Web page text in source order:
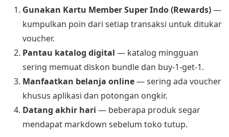
Gunakan Kartu Member Super Indo (Rewards)—
kumpulkan poin dari setiap transaksi untuk ditukar
voucher.
Pantau katalog digital — katalog mingguan
sering memuat diskon bundle dan buy-1-get-1.
Manfaatkan belanja online— sering ada voucher
khusus aplikasi dan potongan ongkir.
Datang akhir hari — beberapa produk segar
mendapat markdown sebelum toko tutup.